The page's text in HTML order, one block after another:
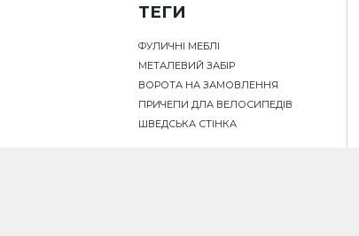
ТЕГИ
ФУЛИЧНІ МЕБЛІ
МЕТАЛЕВИЙ ЗАБІР
ВОРОТА НА ЗАМОВЛЕННЯ
ПРИЧЕПИ ДЛА ВЕЛОСИПЕДІВ
ШВЕДСЬКА СТІНКА